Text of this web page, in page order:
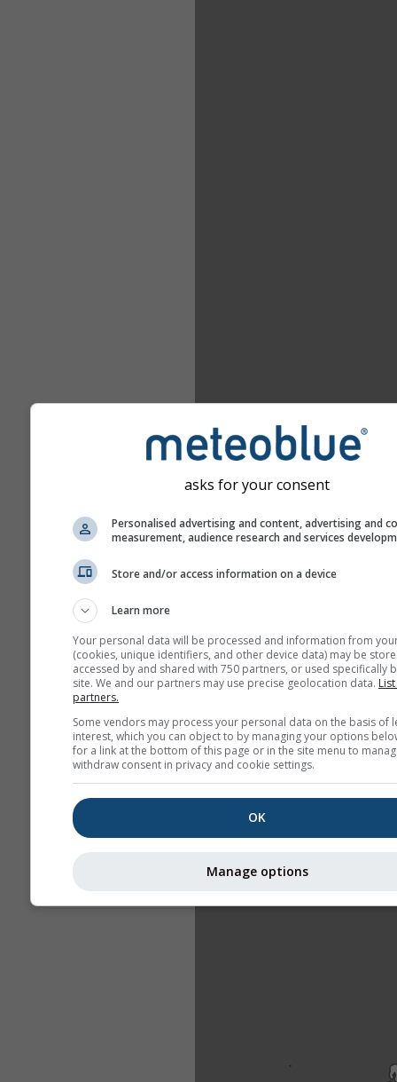
asks for your consent
Personalised advertising and content, advertising and
measurement, audience research and services
Store and/or access information on a device
Learn more
Your personal data will be processed and information from
(cookies, unique identifiers, and other device data) may be
accessed by and shared with 750 partners, or used specifically
site. We and our partners may use precise geolocation data.
partners.
Some vendors may process your personal data on the basis of
interest, which you can object to by managing your options
for a link at the bottom of this page or in the site menu to
withdraw consent in privacy and cookie settings.
OK
Manage options